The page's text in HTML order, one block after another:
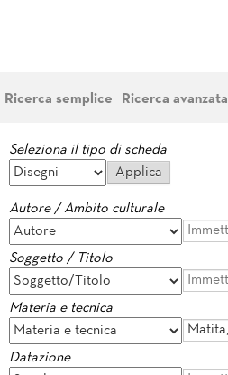
Ricerca semplice Ricerca avanzata
Seleziona il tipo di scheda
Autore / Ambito culturale
Soggetto / Titolo
Materia e tecnica
Datazione